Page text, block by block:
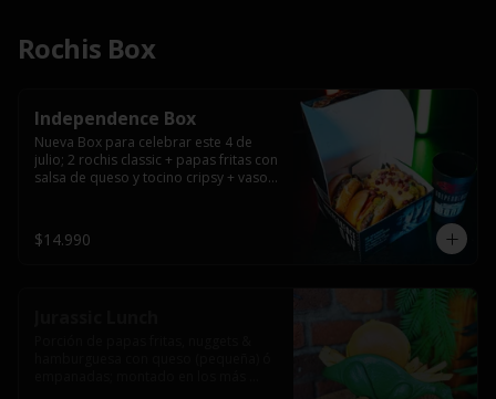
Rochis Box
Independence Box
Nueva Box para celebrar este 4 de
julio; 2 rochis classic + papas fritas con
salsa de queso y tocino cripsy + vaso
$14.990